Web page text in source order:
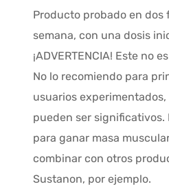
Producto probado en dos
semana, con una dosis
¡ADVERTENCIA! Este no
No lo recomiendo para
usuarios
pueden ser
para ganar masa
combinar con otros
Sustanon, por ejemplo.